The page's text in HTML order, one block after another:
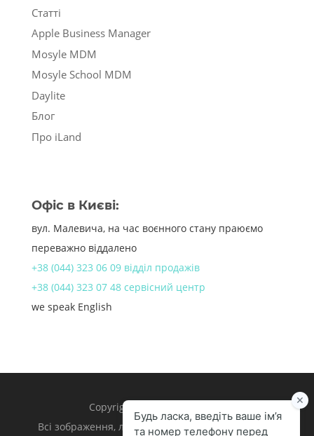
Статті
Apple Business Manager
Mosyle MDM
Mosyle School MDM
Daylite
Блог
Про iLand
Офіс в Києві:
вул. Малевича, на час воєнного стану праюємо
переважно віддалено
+38 (044) 323 06 09 відділ продажів
+38 (044) 323 07 48 сервісний центр
we speak English
Copyright 1998 – 2024 iLand.
Всі зображення, логотипи та торгівельні марки є